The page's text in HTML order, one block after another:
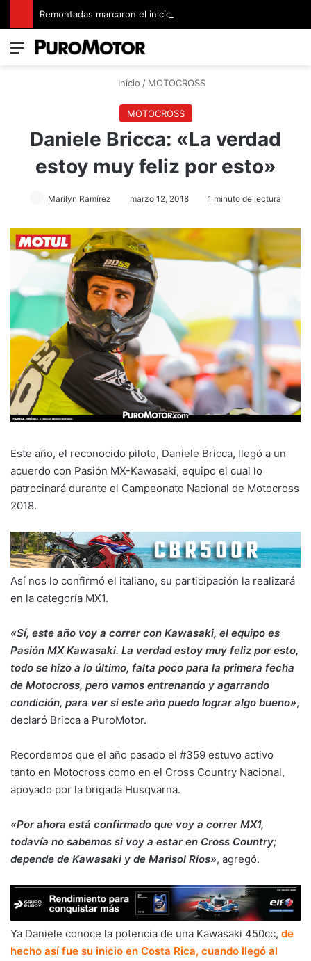
Menú
Inicio / MOTOCROSS
MOTOCROSS
Daniele Bricca: «La verdad
estoy muy feliz por esto»
Marilyn Ramírez marzo 12, 2018 1 minuto de lectura
Este año, el reconocido piloto, Daniele Bricca, llegó a un
acuerdo con Pasión MX-Kawasaki, equipo el cual lo
patrocinará durante el Campeonato Nacional de Motocross
2018.
Así nos lo confirmó el italiano, su participación la realizará
en la categoría MX1.
«Sí, este año voy a correr con Kawasaki, el equipo es
Pasión MX Kawasaki. La verdad estoy muy feliz por esto,
todo se hizo a lo último, falta poco para la primera fecha
de Motocross, pero vamos entrenando y agarrando
condición, para ver si este año puedo lograr algo bueno»,
declaró Bricca a PuroMotor.
Recordemos que el año pasado el #359 estuvo activo
tanto en Motocross como en el Cross Country Nacional,
apoyado por la brigada Husqvarna.
«Por ahora está confirmado que voy a correr MX1,
todavía no sabemos si voy a estar en Cross Country;
depende de Kawasaki y de Marisol Ríos», agregó.
Ya Daniele conoce la potencia de una Kawasaki 450cc, de
hecho así fue su inicio en Costa Rica, cuando llegó al